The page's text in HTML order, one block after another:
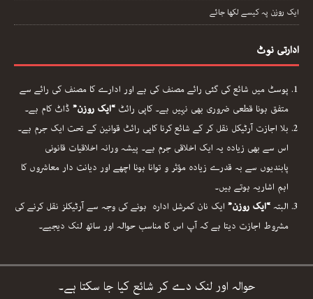
ایک روزن پہ کیسے لکھا جائے
ادارتی نوٹ
پوسٹ میں شائع کی گئی رائے مصنف کی ہے اور ادارے کا مصنف کی رائے سے
متفق ہونا قطعی ضروری بھی نہیں ہے۔ کاپی رائٹ “ایک روزن” ڈاٹ کام ہے۔
بلا اجازت آرٹیکل نقل کر کے شائع کرنا کاپی رائٹ قوانین کے تحت ایک جرم ہے۔
اس سے بھی زیادہ یہ ایک اخلاقی جرم ہے۔ پیشہ ورانہ اخلاقیات قانونی
پابندیوں سے بہ قدرے زیادہ مؤثر و توانا ہونا اچھے اور دیانت دار معاشروں کا
اہم اشاریہ ہوتے ہیں۔
البتہ “ایک روزن” ایک نان کمرشل ادارہ ہونے کی وجہ سے آرٹیکلز نقل کرنے کی
مشروط اجازت دیتا ہے کہ آپ اس کا مناسب حوالہ اور ساتھ لنک دیجیے۔
حوالہ اور لنک دے کر شائع کیا جا سکتا ہے۔